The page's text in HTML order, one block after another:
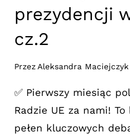
prezydencji
cz.2
PrzezAleksandra Maciejczyk
✅ Pierwszy miesiąc
Radzie UE za nami!
pełen kluczowych